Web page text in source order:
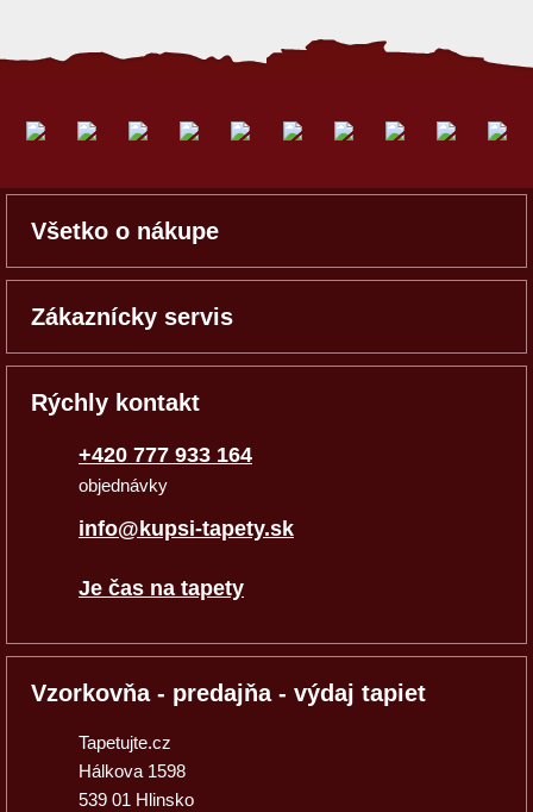
Všetko o nákupe
Zákaznícky servis
Rýchly kontakt
+420 777 933 164
objednávky
info@kupsi-tapety.sk
Je čas na tapety
Vzorkovňa - predajňa - výdaj tapiet
Tapetujte.cz
Hálkova 1598
539 01 Hlinsko